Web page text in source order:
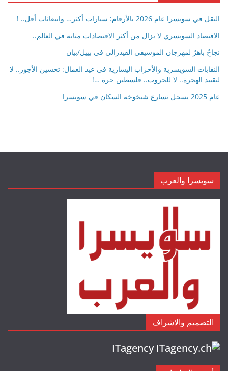
النقل في سويسرا عام 2026 بالأرقام: سيارات أكثر… وانبعاثات أقل.. !
الاقتصاد السويسري لا يزال من أكثر الاقتصادات متانة في العالم..
نجاحٌ باهرٌ لمهرجان الموسيقى الفيدرالي في بييل/بيان
النقابات السويسرية والأحزاب اليسارية في عيد العمال: تحسين الأجور.. لا
لتقييد الهجرة.. لا للحروب.. فلسطين حرة …!
عام 2025 يسجل تسارع شيخوخة السكان في سويسرا
سويسرا والعرب
التصميم والاشراف
ITagency